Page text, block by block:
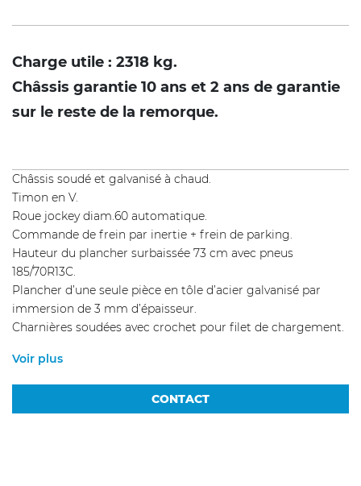
Charge utile : 2318 kg.
Châssis garantie 10 ans et 2 ans de garantie
sur le reste de la remorque.
Châssis soudé et galvanisé à chaud.
Timon en V.
Roue jockey diam.60 automatique.
Commande de frein par inertie + frein de parking.
Hauteur du plancher surbaissée 73 cm avec pneus
185/70R13C.
Plancher d’une seule pièce en tôle d’acier galvanisé par
immersion de 3 mm d’épaisseur.
Charnières soudées avec crochet pour filet de chargement.
Voir plus
CONTACT